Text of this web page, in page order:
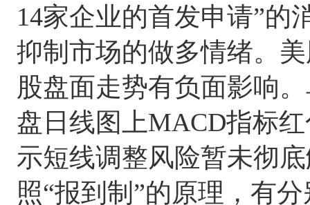
14家企业的首发申请”的
抑制市场的做多情绪。
股盘面走势有负面影响
盘日线图上MACD指标
示短线调整风险暂未彻
照“报到制”的原理，有